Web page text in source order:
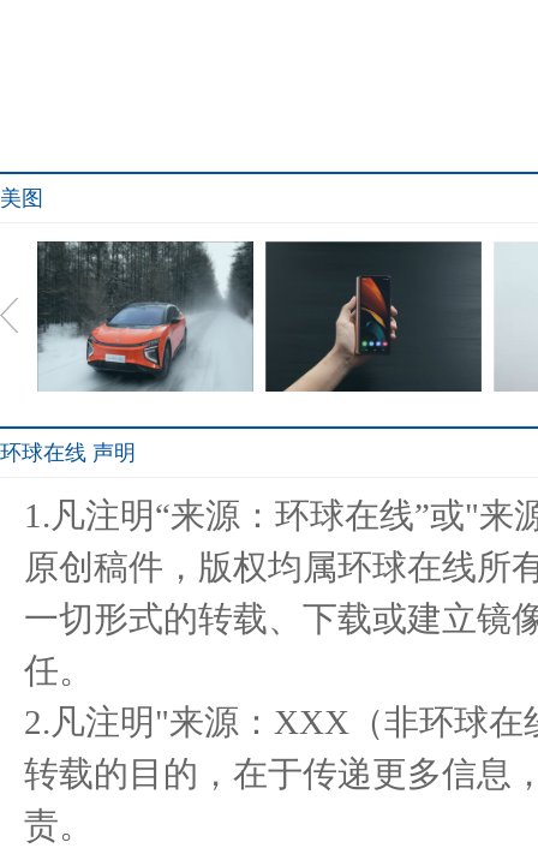
美图
HiPhi X完
启首销
鲜咪咪牌预防长胖的食用菌
环球在线 声明
1.凡注明“来源：环球在线”或"
原创稿件，版权均属环球在线所
一切形式的转载、下载或建立镜
任。
2.凡注明"来源：XXX（非环球
转载的目的，在于传递更多信息
责。